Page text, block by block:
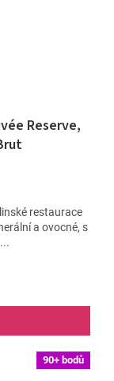
Reserve,
restaurace
a ovocné, s
90+ bodů